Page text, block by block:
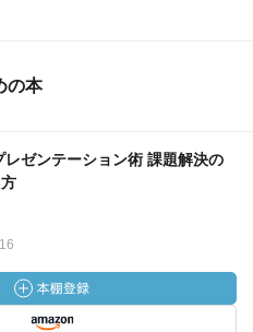
の本
ゼンテーション術 課題解決の
16